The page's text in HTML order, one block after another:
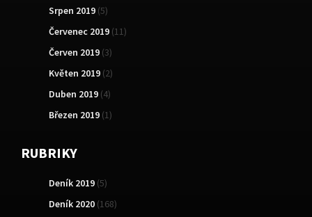
Srpen 2019 (5)
Červenec 2019 (11)
Červen 2019 (3)
Květen 2019 (2)
Duben 2019 (4)
Březen 2019 (1)
RUBRIKY
Deník 2019 (5)
Deník 2020 (168)